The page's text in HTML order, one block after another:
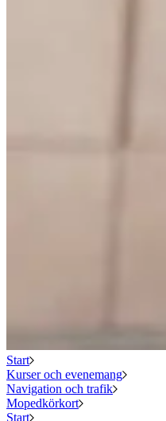
Start
Kurser och evenemang
Navigation och trafik
Mopedkörkort
Start